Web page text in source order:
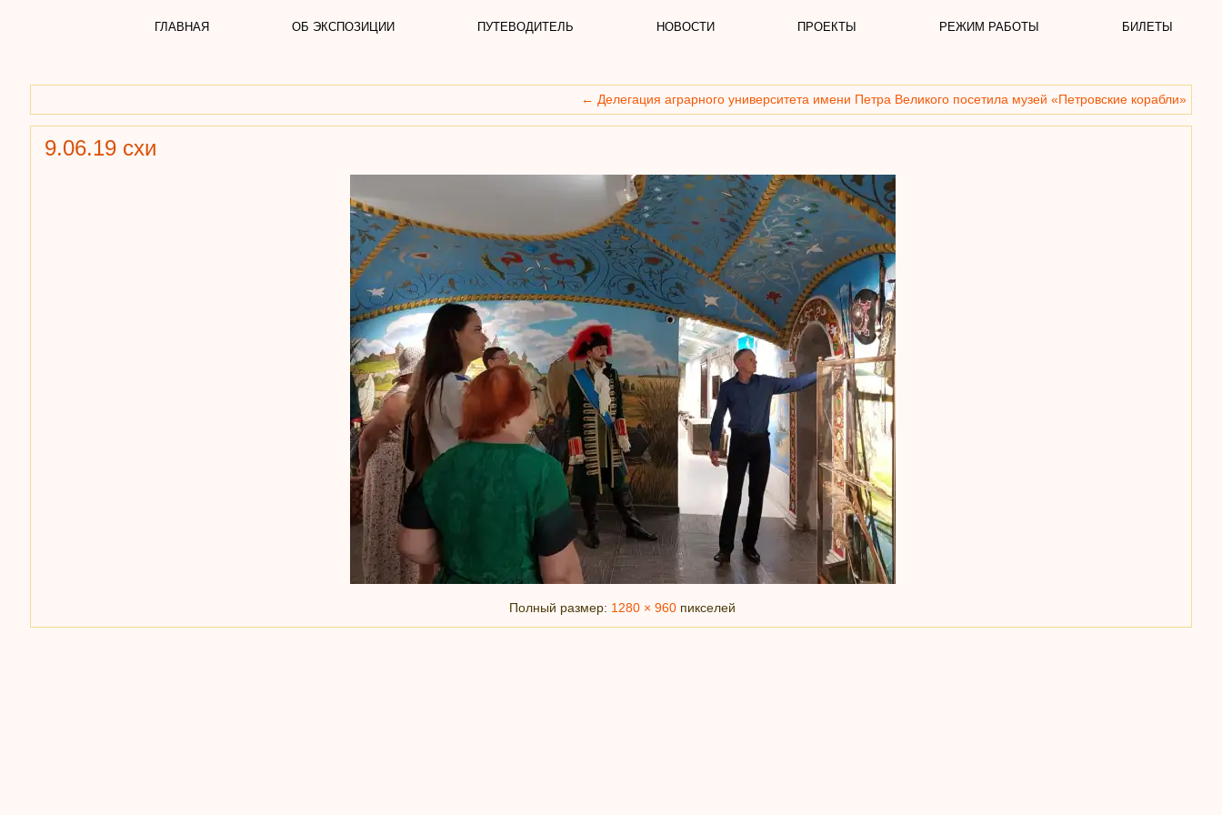
ГЛАВНАЯ ОБ ЭКСПОЗИЦИИ ПУТЕВОДИТЕЛЬ НОВОСТИ ПРОЕКТЫ РЕЖИМ РАБОТЫ БИЛЕТЫ
← Делегация аграрного университета имени Петра Великого посетила музей «Петровские корабли»
9.06.19 схи
Полный размер: 1280 × 960 пикселей